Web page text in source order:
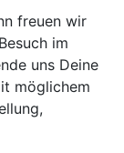
freuen wir
im
uns Deine
möglichem